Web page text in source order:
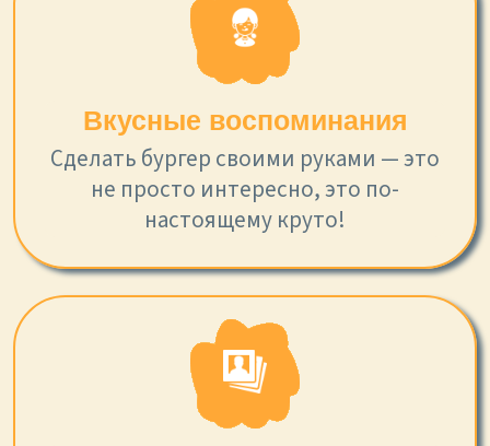
Вкусные воспоминания
Сделать бургер своими руками — это
не просто интересно, это по-
настоящему круто!